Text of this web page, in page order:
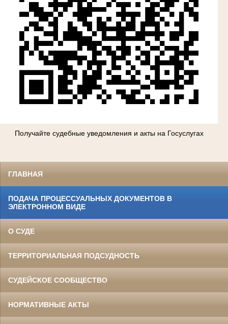
Получайте судебные уведомления и акты на Госуслугах
ГЛАВНАЯ
ПОДАЧА ПРОЦЕССУАЛЬНЫХ ДОКУМЕНТОВ В
ЭЛЕКТРОННОМ ВИДЕ
О СУДЕ
ТЕРРИТОРИАЛЬНАЯ ПОДСУДНОСТЬ
СУДЕЙСКОЕ СООБЩЕСТВО
НОРМАТИВНЫЕ АКТЫ